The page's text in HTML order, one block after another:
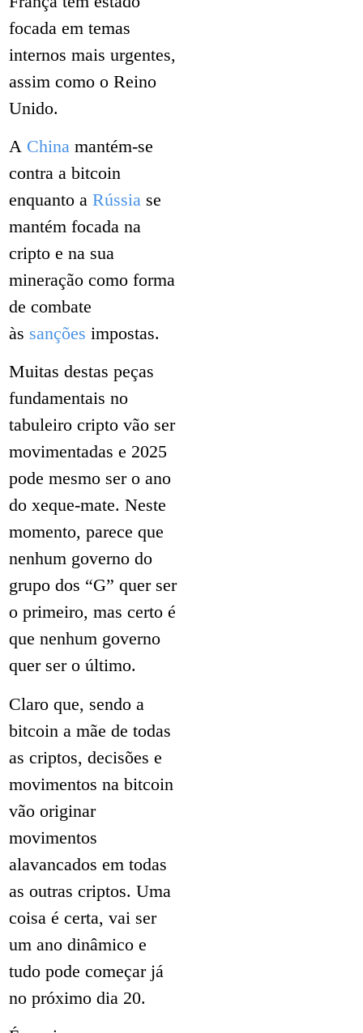
focada em temas
internos mais urgentes,
assim como o Reino
Unido.
A China mantém-se
contra a bitcoin
enquanto a Rússia se
mantém focada na
cripto e na sua
mineração como forma
de combate
às sanções impostas.
Muitas destas peças
fundamentais no
tabuleiro cripto vão ser
movimentadas e 2025
pode mesmo ser o ano
do xeque-mate. Neste
momento, parece que
nenhum governo do
grupo dos “G” quer ser
o primeiro, mas certo é
que nenhum governo
quer ser o último.
Claro que, sendo a
bitcoin a mãe de todas
as criptos, decisões e
movimentos na bitcoin
vão originar
movimentos
alavancados em todas
as outras criptos. Uma
coisa é certa, vai ser
um ano dinâmico e
tudo pode começar já
no próximo dia 20.